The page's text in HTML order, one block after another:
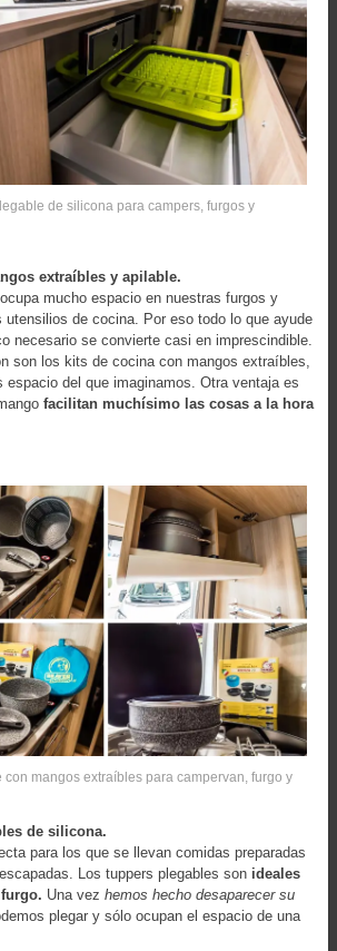
de silicona para campers, furgos y
extraíbles y apilable.
mucho espacio en nuestras furgos y
utensilios de cocina. Por eso todo lo que ayude
necesario se convierte casi en imprescindible.
son los kits de cocina con mangos extraíbles,
espacio del que imaginamos. Otra ventaja es
facilitan muchísimo las cosas a la hora
con mangos extraíbles para campervan, furgo y
de silicona.
para los que se llevan comidas preparadas
Los tuppers plegables son ideales
Una vezhemos hecho desaparecer su
plegar y sólo ocupan el espacio de una